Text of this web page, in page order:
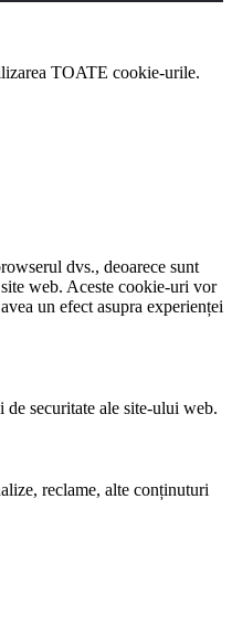
TOATE cookie-urile.
dvs., deoarece sunt
web. Aceste cookie-uri vor
un efect asupra experienței
securitate ale site-ului web.
reclame, alte conținuturi